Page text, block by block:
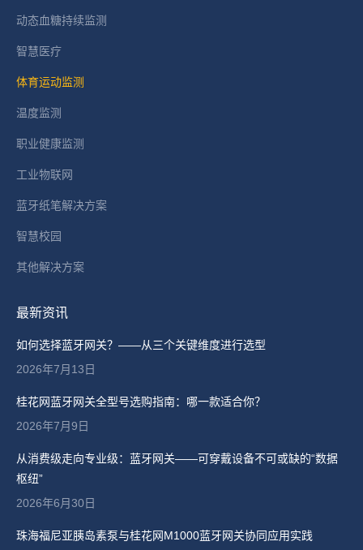
in
window
动态血糖持续监测
智慧医疗
体育运动监测
温度监测
职业健康监测
工业物联网
蓝牙纸笔解决方案
智慧校园
其他解决方案
最新资讯
如何选择蓝牙网关？——从三个关键维度进行选型
2026年7月13日
桂花网蓝牙网关全型号选购指南：哪一款适合你？
2026年7月9日
从消费级走向专业级：蓝牙网关——可穿戴设备不可或缺的“数据
枢纽”
2026年6月30日
珠海福尼亚胰岛素泵与桂花网M1000蓝牙网关协同应用实践